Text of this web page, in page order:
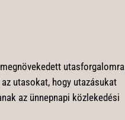
utasforgalomra
utasokat, hogy utazásukat
az ünnepnapi közlekedési